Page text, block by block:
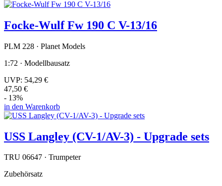
Focke-Wulf Fw 190 C V-13/16
PLM 228 · Planet Models
1:72 · Modellbausatz
UVP: 54,29 €
47,50 €
- 13%
in den Warenkorb
USS Langley (CV-1/AV-3) - Upgrade sets
TRU 06647 · Trumpeter
Zubehörsatz